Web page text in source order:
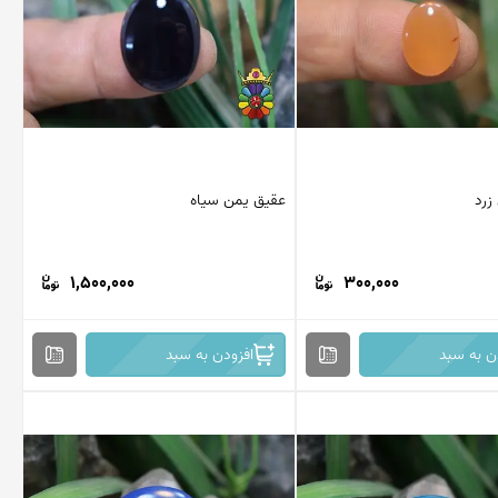
300,000
به سبد
عقیق یمن سیاه
1,500,000
افزودن به سبد